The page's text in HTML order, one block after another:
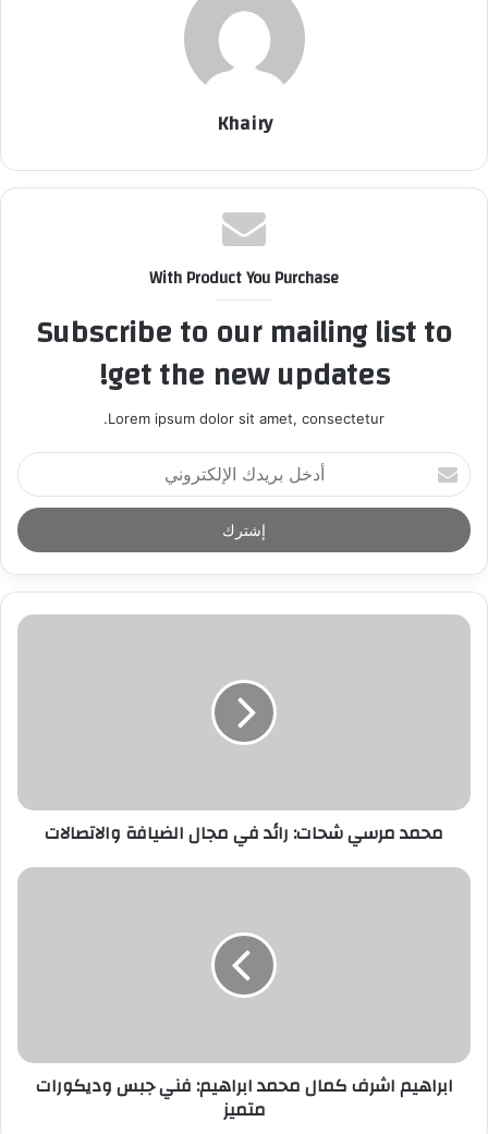
Khairy
With Product You Purchase
Subscribe to our mailing list to
get the new updates!
Lorem ipsum dolor sit amet, consectetur.
أ
د
خ
ل
ر
د
ر
ي
محمد مرسي شحات: رائد في مجال الضيافة والاتصالات
ابراهيم اشرف كمال محمد ابراهيم: فني جبس وديكورات
متميز